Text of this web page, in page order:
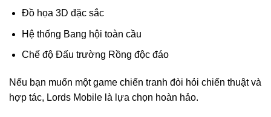
Đồ họa 3D đặc sắc
Hệ thống Bang hội toàn cầu
Chế độ Đấu trường Rồng độc đáo
Nếu bạn muốn một game chiến tranh đòi hỏi chiến thuật và
hợp tác, Lords Mobile là lựa chọn hoàn hảo.